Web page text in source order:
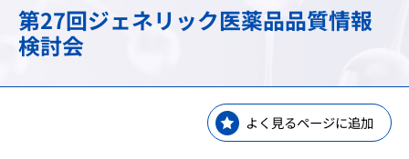
第27回ジェネリック医薬品品質情報
検討会
よく見るページに追加